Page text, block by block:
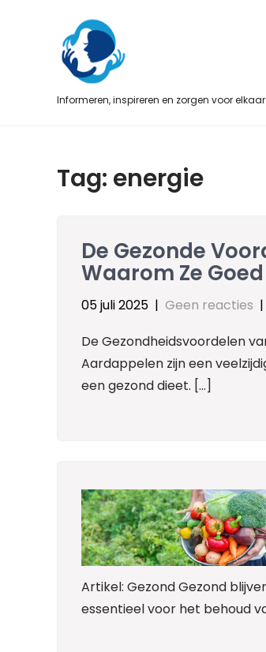
Informeren, inspireren en zorgen voor elkaar
Tag: energie
De Gezonde
Waarom Ze
05 juli 2025 | Geen reacties |
De Gezondheidsvoordelen
Aardappelen zijn een
een gezond dieet. […]
Artikel: Gezond Gezond
essentieel voor het behoud